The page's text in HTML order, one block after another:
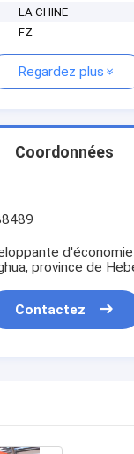
LA CHINE
FZ
Regardez plus
Coordonnées
province de
Contactez